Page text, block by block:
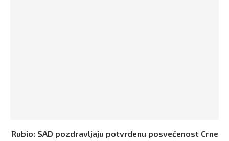
Rubio: SAD pozdravljaju potvrđenu posvećenost Crne